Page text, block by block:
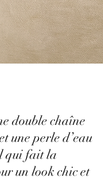
double chaîne
une perle d’eau
qui fait la
un look chic et